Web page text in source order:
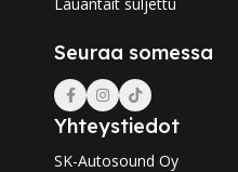
Seuraa somessa
Yhteystiedot
SK-Autosound Oy